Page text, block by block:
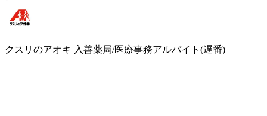
クスリのアオキ 入善薬局/医療事務アルバイト(遅番)